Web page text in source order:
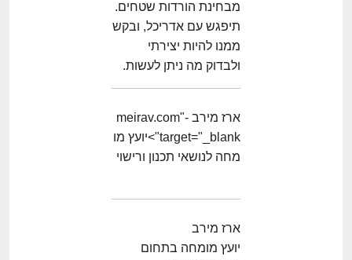
מבחינת הורדות שטחים.
תיפגש עם אדריכל, ובקש
ממנו להיות יצירתי
ולבדוק מה ניתן לעשות.
ארז מירב -meirav.com"
target="_blank">יועץ מו
מחה לנושאי תכנון ורישוי
ארז מירב
יועץ מומחה בתחום